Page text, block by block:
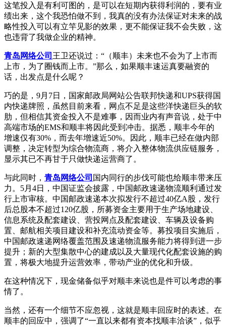
这笔投入是有利可图的，是可以在短期内获得利润的，要有业
绩出来，这个我恐怕做不到，我真的没有办法保证对未来的战
略性投入可以有立竿见影的效果，更不能保证我不会失败，这
也违背了我做企业的精神。
青岛网络公司 王卫还说过：“（顺丰）未来也不会为了上市而
上市，为了圈钱而上市。”那么，如果顺丰速运真要融资的
话，出发点是什么呢？
巧的是，9月7日，国家邮政局网站公告联邦快递和UPS获得国
内快递牌照，虽然目前来看，网点不足是这些洋快递巨头的软
肋，但相信其资金投入不是难事，因而业内有声音说，处于中
高端市场的EMS和顺丰将因此受到冲击。据悉，顺丰今年的
增速仅有30%，而去年增速近50%。因此，顺丰已经在做内部
调整，决定转型为综合物流商，将介入整体物流供应链服务，
显示其已不再甘于只做快递运营商了。
与此同时， 青岛网络公司 国内同行的步伐可能也给顺丰带来压
力。5月4日，中国证监会披露，中国邮政速递物流顺利通过发
行上市审核。中国邮政速递本次拟发行不超过40亿A股，发行
后总股本不超过120亿股，所募资金主要用于生产场地建设、
信息系统及配套建设、营投网点及配套建设、车辆及设备购
置、邮航相关项目建设和补充流动资金等。募投项目实施后，
中国邮政速递网络覆盖范围及速递物流服务能力将得到进一步
提升；新的大型集散中心的建成以及大量现代化配套设施的购
置，将极大地提升运营效率，带动产业的优化和升级。
在这种情况下，现金储备似乎对顺丰来说也是件可以考虑的事
情了。
当然，还有一个细节不应忽视，这就是顺丰回应时的表述。在
顺丰的回应中，强调了“一直以来都有资本找顺丰洽谈”，似乎